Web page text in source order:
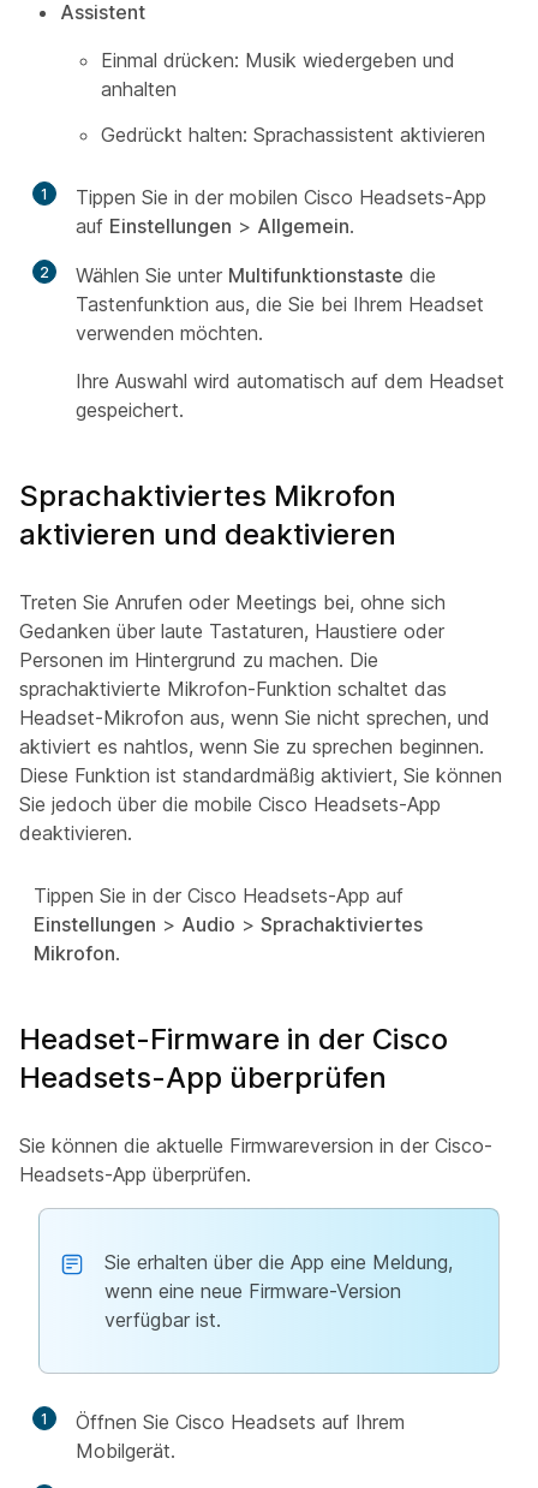
Assistent
Einmal drücken: Musik wiedergeben und
anhalten
Gedrückt halten: Sprachassistent aktivieren
1
Tippen Sie in der mobilen Cisco Headsets-App
auf Einstellungen > Allgemein.
2 Wählen Sie unter Multifunktionstaste die
Tastenfunktion aus, die Sie bei Ihrem Headset
verwenden möchten.
Ihre Auswahl wird automatisch auf dem Headset
gespeichert.
Sprachaktiviertes Mikrofon
aktivieren und deaktivieren
Treten Sie Anrufen oder Meetings bei, ohne sich
Gedanken über laute Tastaturen, Haustiere oder
Personen im Hintergrund zu machen. Die
sprachaktivierte Mikrofon-Funktion schaltet das
Headset-Mikrofon aus, wenn Sie nicht sprechen, und
aktiviert es nahtlos, wenn Sie zu sprechen beginnen.
Diese Funktion ist standardmäßig aktiviert, Sie können
Sie jedoch über die mobile Cisco Headsets-App
deaktivieren.
Tippen Sie in der Cisco Headsets-App auf
Einstellungen > Audio > Sprachaktiviertes
Mikrofon.
Headset-Firmware in der Cisco
Headsets-App überprüfen
Sie können die aktuelle Firmwareversion in der Cisco-
Headsets-App überprüfen.
Sie erhalten über die App eine Meldung,
wenn eine neue Firmware-Version
verfügbar ist.
1
Öffnen Sie Cisco Headsets auf Ihrem
Mobilgerät.